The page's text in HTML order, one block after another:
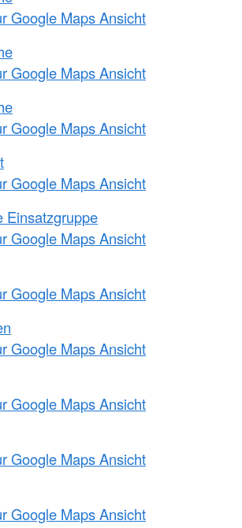
Google Maps Ansicht
Google Maps Ansicht
Google Maps Ansicht
Google Maps Ansicht
Einsatzgruppe
Google Maps Ansicht
Google Maps Ansicht
Google Maps Ansicht
Google Maps Ansicht
Google Maps Ansicht
Google Maps Ansicht